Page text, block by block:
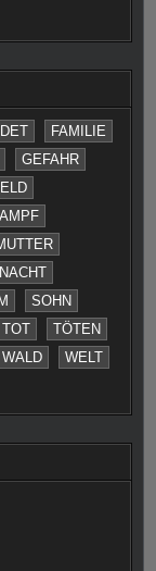
FAMILIE
GEFAHR
NACHT
SOHN
TOT
TÖTEN
WALD
WELT